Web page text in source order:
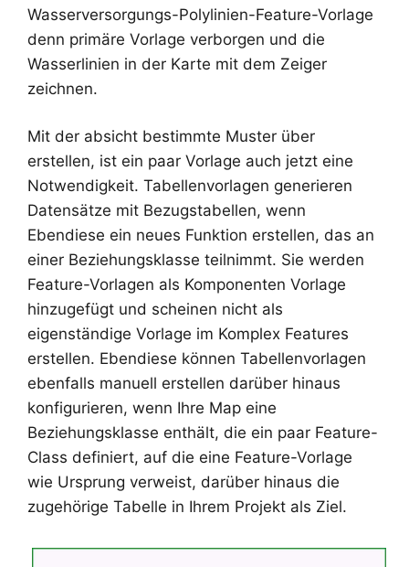
Wasserversorgungs-Polylinien-Feature-Vorlage
denn primäre Vorlage verborgen und die
Wasserlinien in der Karte mit dem Zeiger
zeichnen.
Mit der absicht bestimmte Muster über
erstellen, ist ein paar Vorlage auch jetzt eine
Notwendigkeit. Tabellenvorlagen generieren
Datensätze mit Bezugstabellen, wenn
Ebendiese ein neues Funktion erstellen, das an
einer Beziehungsklasse teilnimmt. Sie werden
Feature-Vorlagen als Komponenten Vorlage
hinzugefügt und scheinen nicht als
eigenständige Vorlage im Komplex Features
erstellen. Ebendiese können Tabellenvorlagen
ebenfalls manuell erstellen darüber hinaus
konfigurieren, wenn Ihre Map eine
Beziehungsklasse enthält, die ein paar Feature-
Class definiert, auf die eine Feature-Vorlage
wie Ursprung verweist, darüber hinaus die
zugehörige Tabelle in Ihrem Projekt als Ziel.